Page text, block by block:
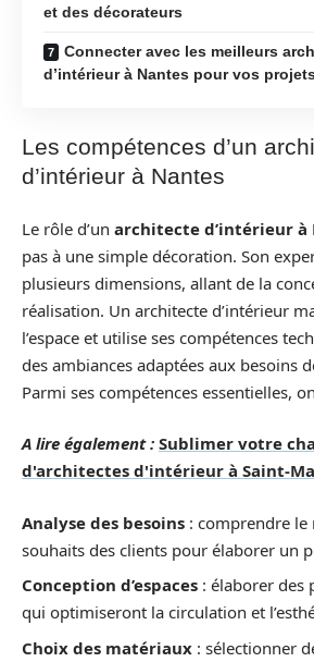
et des décorateurs
Connecter avec les meilleurs
d’intérieur à Nantes pour vos
Les compétences d’un
d’intérieur à Nantes
Le rôle d’un architecte d’intérieur à
pas à une simple décoration. Son
plusieurs dimensions, allant de la
réalisation. Un architecte d’intérieur
l’espace et utilise ses compétences
des ambiances adaptées aux besoins
Parmi ses compétences essentielles,
A lire également : Sublimer votre
d'architectes d'intérieur à Saint-
Analyse des besoins : comprendre le
souhaits des clients pour élaborer un
Conception d’espaces : élaborer des
qui optimiseront la circulation et
Choix des matériaux : sélectionner